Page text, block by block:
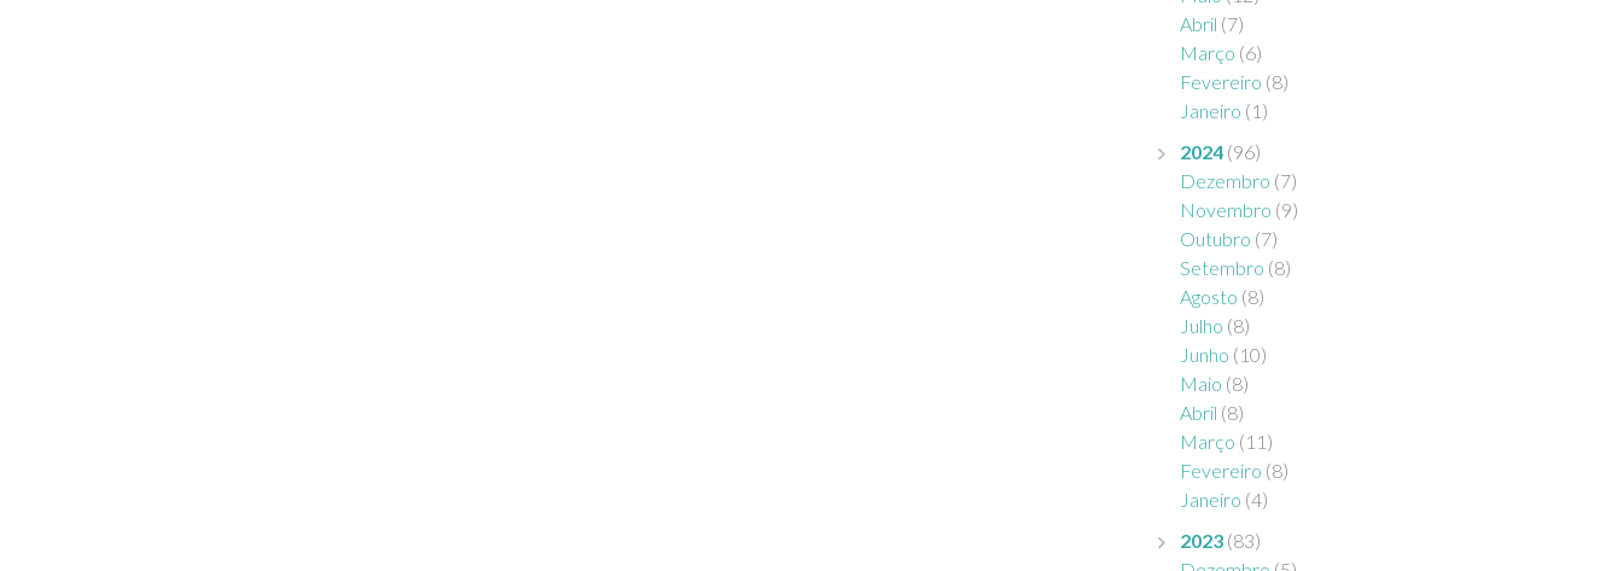
Abril (7)
Março (6)
Fevereiro (8)
Janeiro (1)
2024 (96)
Dezembro (7)
Novembro (9)
Outubro (7)
Setembro (8)
Agosto (8)
Julho (8)
Junho (10)
Maio (8)
Abril (8)
Março (11)
Fevereiro (8)
Janeiro (4)
2023 (83)